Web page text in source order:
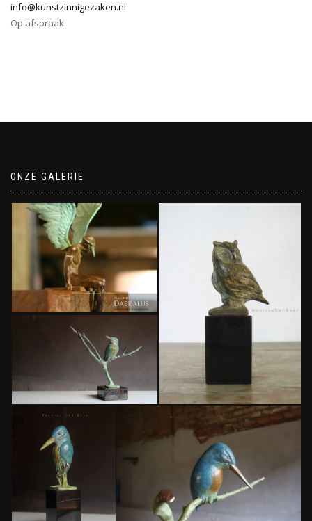
info@kunstzinnigezaken.nl
Op afspraak
ONZE GALERIE